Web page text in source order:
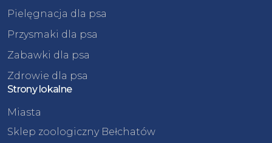
Pielęgnacja dla psa
Przysmaki dla psa
Zabawki dla psa
Zdrowie dla psa
Strony lokalne
Miasta
Sklep zoologiczny Bełchatów